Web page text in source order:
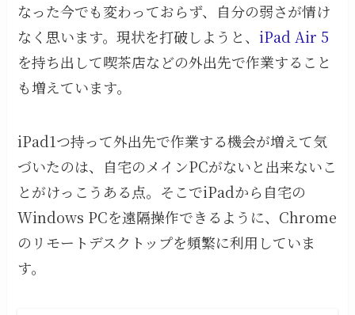
なった今でも変わっておらず、自分の弱さが情け
なく思います。現状を打破しようと、iPad Air 5
を持ち出して喫茶店などの外出先で作業すること
も増えています。
iPad1つ持って外出先で作業する機会が増えて気
づいたのは、自宅のメインPCがないと出来ないこ
とがけっこうある点。そこでiPadから自宅の
Windows PCを遠隔操作できるように、Chrome
のリモートデスクトップを頻繁に利用していま
す。